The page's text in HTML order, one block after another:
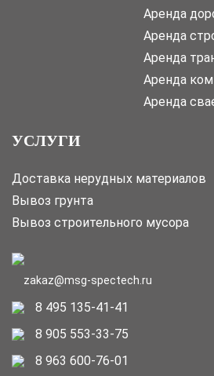
Аренда
Аренда
Аренда
Аренда
Аренда
УСЛУГИ
Доставка нерудных материалов
Вывоз грунта
Вывоз строительного мусора
zakaz@msg-spectech.ru
8 495 135-41-41
8 905 553-33-75
8 963 600-76-01